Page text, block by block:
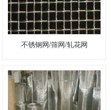
不锈钢网/筛网/轧花网